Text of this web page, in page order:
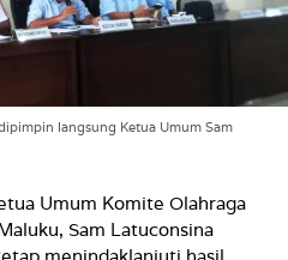
langsung Ketua Umum Sam
Umum Komite Olahraga
Sam Latuconsina